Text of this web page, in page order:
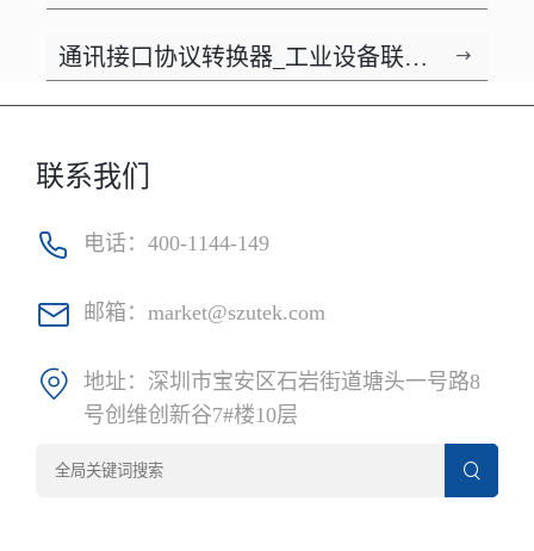
10/100M以太网转 2 口串口服务器
通讯接口协议转换器_工业设备联网
联系我们
电话： 400-1144-149
邮箱： market@szutek.com
地址： 深圳市宝安区石岩街道塘头一号路8
号创维创新谷7#楼10层